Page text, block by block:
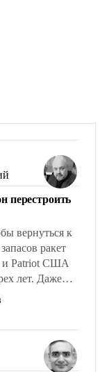
перестроить
вернуться к
ракет
и Patriot США
лет. Даже
перед